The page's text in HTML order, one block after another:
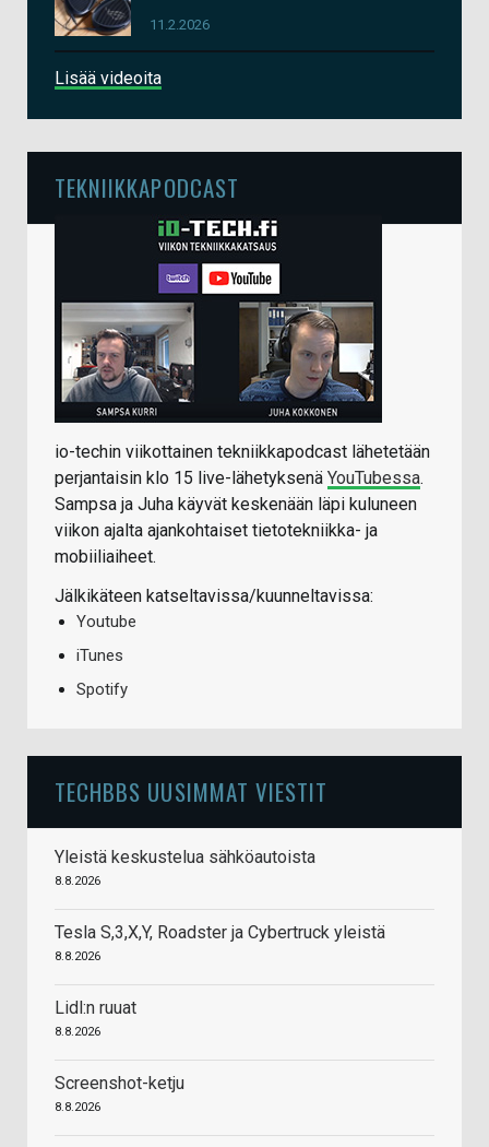
11.2.2026
Lisää videoita
TEKNIIKKAPODCAST
io-techin viikottainen tekniikkapodcast lähetetään
perjantaisin klo 15 live-lähetyksenä YouTubessa.
Sampsa ja Juha käyvät keskenään läpi kuluneen
viikon ajalta ajankohtaiset tietotekniikka- ja
mobiiliaiheet.
Jälkikäteen katseltavissa/kuunneltavissa:
Youtube
iTunes
Spotify
TECHBBS UUSIMMAT VIESTIT
Yleistä keskustelua sähköautoista
8.8.2026
Tesla S,3,X,Y, Roadster ja Cybertruck yleistä
8.8.2026
Lidl:n ruuat
8.8.2026
Screenshot-ketju
8.8.2026